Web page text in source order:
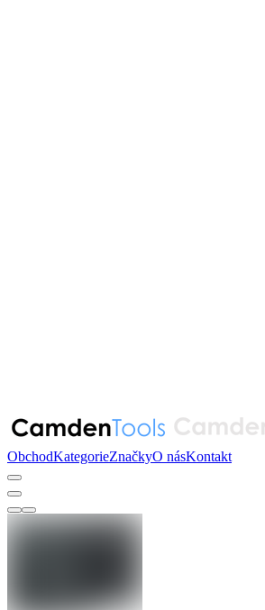
ObchodKategorieZnačkyO násKontakt